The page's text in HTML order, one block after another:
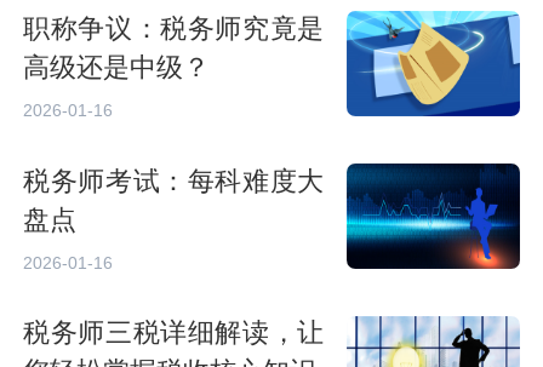
职称争议：税务师究竟是
高级还是中级？
2026-01-16
税务师考试：每科难度大
盘点
2026-01-16
税务师三税详细解读，让